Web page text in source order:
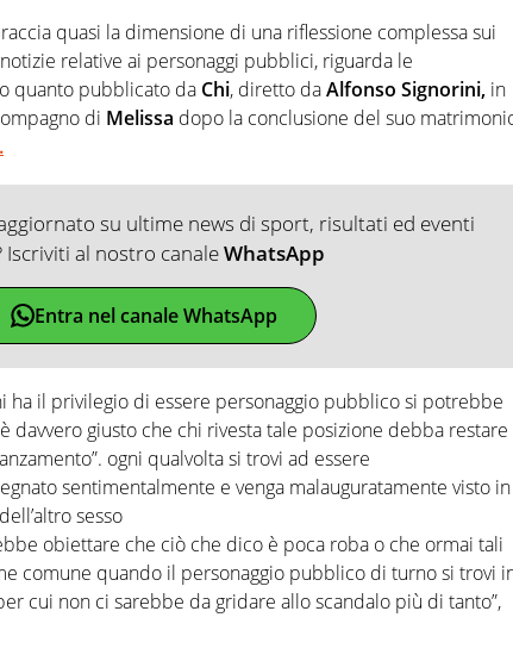
quasi la dimensione di una riflessione complessa sui
relative ai personaggi pubblici, riguarda le
quanto pubblicato da Chi, diretto daAlfonso Signorini, in
di Melissa dopo la conclusione del suo
.
su ultime news di sport, risultati ed eventi
Iscriviti al nostro canaleWhatsApp
Entra nel canale WhatsApp
ha il privilegio di essere personaggio pubblico si potrebbe
davvero giusto che chi rivesta tale posizione debba restare
ogni qualvolta si trovi ad essere
sentimentalmente e venga malauguratamente visto in
sesso
obiettare che ciò che dico è poca roba o che ormai tali
comune quando il personaggio pubblico di turno si trovi
cui non ci sarebbe da gridare allo scandalo più di tanto”,